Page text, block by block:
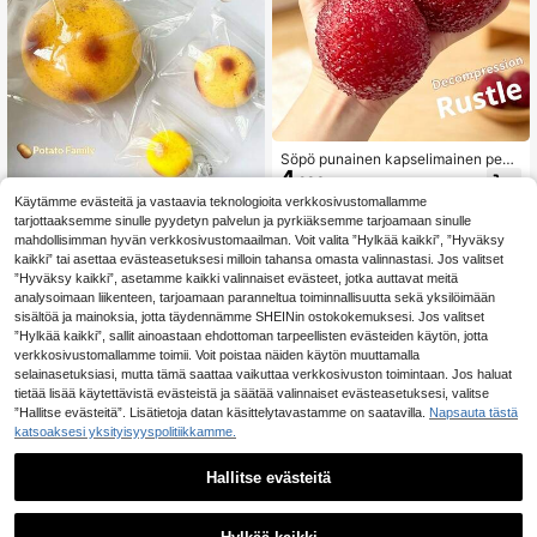
lelu, minilelu, kylpylelu, joulukoulut
arvikkeet, stressipallo, syntymäpäiv
älahja-joululahja-halloweenlahja-t
äydellinen lahja-lahja, lapsille
1 kpl 10 cm Jumbo hitaasti nouseva
peruna-squishy puristelu-lelu, moc
hi-tekstuuri, stressinlievittävä peru
na lapsille, syntymäpäiväyllätyslahj
a
5.25€
Söpö punainen kapselimainen peh
meä puristelu-lelu, vedellä täytetty
n ja rentoutumiseen, realistinen hed
elmäpuristelu-lelu – sopii aikuisille j
a nuorille, toimistopöydän koristeek
si, hauska lahja, stressinlievityslelu,
joulustressipallo, syntymäpäivä/täy
dellinen lahja
4.98€
1
Käytämme evästeitä ja vastaavia teknologioita verkkosivustomallamme
tarjottaaksemme sinulle pyydetyn palvelun ja pyrkiäksemme tarjoamaan sinulle
mahdollisimman hyvän verkkosivustomaailman. Voit valita ”Hylkää kaikki”, ”Hyväksy
kaikki” tai asettaa evästeasetuksesi milloin tahansa omasta valinnastasi. Jos valitset
”Hyväksy kaikki”, asetamme kaikki valinnaiset evästeet, jotka auttavat meitä
analysoimaan liikenteen, tarjoamaan paranneltua toiminnallisuutta sekä yksilöimään
sisältöä ja mainoksia, jotta täydennämme SHEINin ostokokemuksesi. Jos valitset
”Hylkää kaikki”, sallit ainoastaan ehdottoman tarpeellisten evästeiden käytön, jotta
verkkosivustomallamme toimii. Voit poistaa näiden käytön muuttamalla
selainasetuksiasi, mutta tämä saattaa vaikuttaa verkkosivuston toimintaan. Jos haluat
tietää lisää käytettävistä evästeistä ja säätää valinnaiset evästeasetuksesi, valitse
”Hallitse evästeitä”. Lisätietoja datan käsittelytavastamme on saatavilla. Napsauta tästä
katsoaksesi yksityisyyspolitiikkamme.
Hallitse evästeitä